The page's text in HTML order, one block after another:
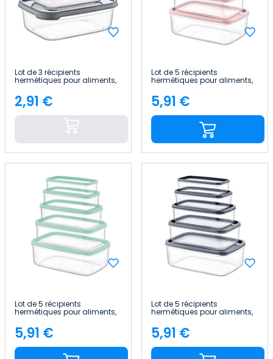
Lot de 3 récipients
hermétiques pour aliments,
de forme rectangulaire
7house
Price
2,91 €
Lot de 5 récipients
hermétiques pour aliments,
de forme rectangulaire
7house
Price
5,91 €
Lot de 5 récipients
hermétiques pour aliments,
de forme rectangulaire
7house
Price
5,91 €
Lot de 5 récipients
hermétiques pour aliments,
de forme rectangulaire
7house
Price
5,91 €